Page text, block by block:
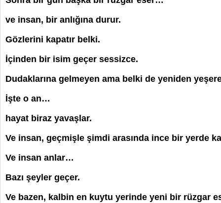
ve insan, bir anlığına durur.
Gözlerini kapatır belki.
İçinden bir isim geçer sessizce.
Dudaklarına gelmeyen ama belki de yeniden
İşte o an…
hayat biraz yavaşlar.
Ve insan, geçmişle şimdi arasında ince bir yerde
Ve insan anlar…
Bazı şeyler geçer.
Ve bazen, kalbin en kuytu yerinde yeni bir rüzgar